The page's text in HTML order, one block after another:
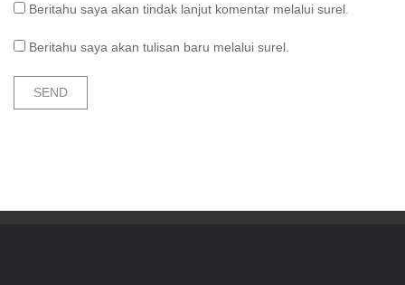
Beritahu saya akan tindak lanjut komentar melalui surel.
Beritahu saya akan tulisan baru melalui surel.